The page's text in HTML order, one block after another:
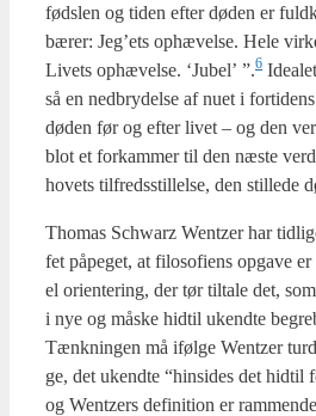
føds­len og tiden efter døden er
bæ­rer: Jeg’ets ophæ­vel­se. Hele
Livets ophæ­vel­se. ‘Jubel’ ”.6
så en ned­bry­del­se af nuet i
døden før og efter livet – og den
blot et for­kam­mer til den næste
ho­vets til­freds­stil­lel­se, den stil­le­de
Tho­mas Schwarz Wentzer har
fet påpe­get, at filo­so­fi­ens opga­ve
el ori­en­te­ring, der tør til­ta­le det,
i nye og måske hidtil ukend­te
Tænk­nin­gen må iføl­ge Wentzer
ge, det ukend­te “hin­si­des det hidtil
og Wentzers defi­ni­tion er